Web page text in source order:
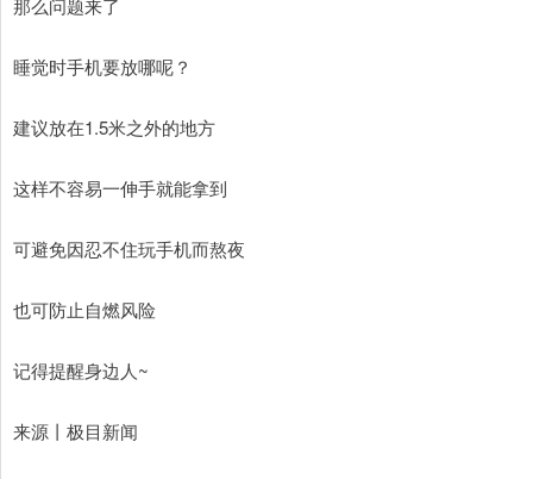
睡觉时手机要放哪呢？
建议放在1.5米之外的地方
这样不容易一伸手就能拿到
可避免因忍不住玩手机而熬夜
也可防止自燃风险
记得提醒身边人~
来源丨极目新闻